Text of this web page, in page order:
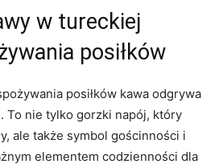
w​ tureckiej
posiłków
posiłków kawa odgrywa
⁣To nie tylko gorzki⁤ napój, który‌
ale także symbol ‌gościnności‍ i
elementem‍ codzienności dla